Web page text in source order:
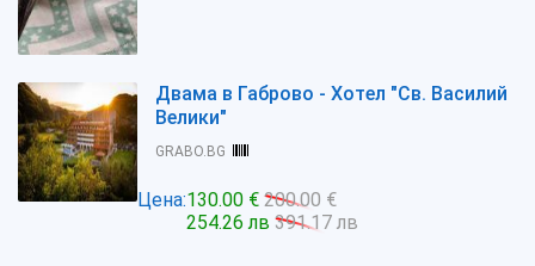
Двама в Габрово - Хотел "Св. Василий
Велики"
GRABO.BG
Цена:130.00 € 200.00 €
254.26 лв 391.17 лв